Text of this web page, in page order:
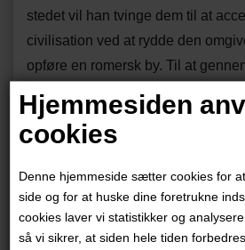
Hjemmesiden
cookies
Denne hjemmeside sætter cookies for
side og for at huske dine foretrukne
cookies laver vi statistikker og
så vi sikrer, at siden hele tiden
stedet vil han tvinge dem til at
civilisation ved at rydde den
opføre en romersk by. Til at
iværksætter en stor
romere til at bosætte sig højt mod
Det lykkes Miraculix på
rydningen af skoven – men da
kommer til at gå ud over slaverne,